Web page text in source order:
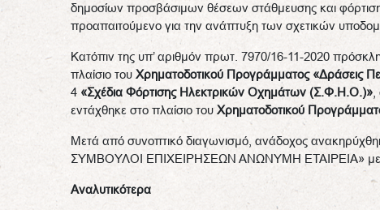
δημοσίων προσβάσιμων θέσεων στάθμευσης και
προαπαιτούμενο για την ανάπτυξη των σχετικών
Κατόπιν της υπ’ αριθμόν πρωτ. 7970/16-11-2020
πλαίσιο του Χρηματοδοτικού Προγράμματος «Δράσεις
4 «Σχέδια Φόρτισης Ηλεκτρικών Οχημάτων (Σ.Φ.Η.Ο.)»
εντάχθηκε στο πλαίσιο του Χρηματοδοτικού
Μετά από συνοπτικό διαγωνισμό, ανάδοχος
ΣΥΜΒΟΥΛΟΙ ΕΠΙΧΕΙΡΗΣΕΩΝ ΑΝΩΝΥΜΗ ΕΤΑΙΡΕΙΑ» µε
Αναλυτικότερα